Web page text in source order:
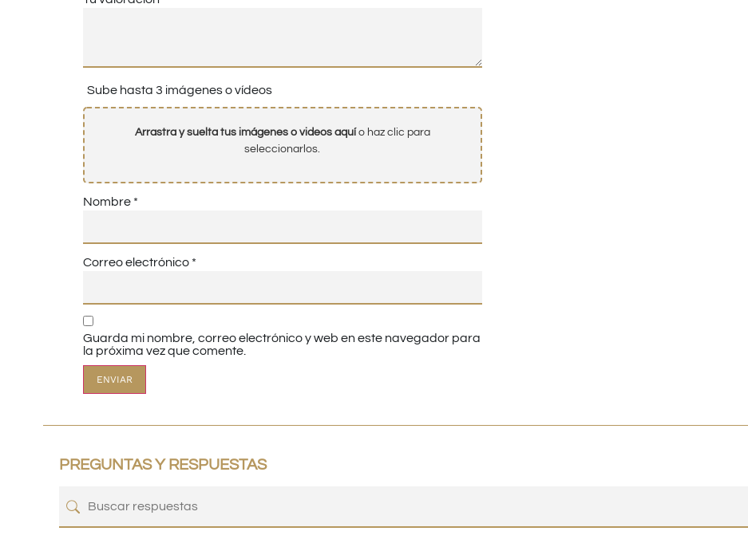
Sube hasta 3 imágenes o vídeos
Arrastra y suelta tus imágenes o videos aquío haz clic para
seleccionarlos.
Nombre *
Correo electrónico *
Guarda mi nombre, correo electrónico y web en este navegador para
la próxima vez que comente.
PREGUNTAS Y RESPUESTAS